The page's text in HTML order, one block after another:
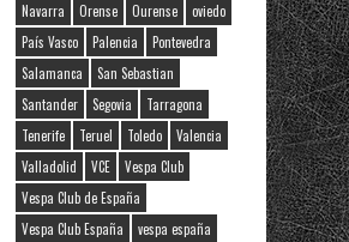
Navarra
Orense Ourense
oviedo
País Vasco
Palencia
Pontevedra
Salamanca
San Sebastian
Santander
Segovia
Tarragona
Tenerife
Teruel Toledo
Valencia
Valladolid
VCE
Vespa Club
Vespa Club de España
Vespa Club España
vespa españa